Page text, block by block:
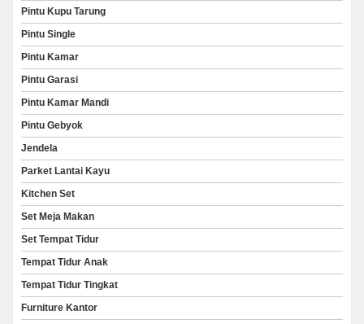
Pintu Kupu Tarung
Pintu Single
Pintu Kamar
Pintu Garasi
Pintu Kamar Mandi
Pintu Gebyok
Jendela
Parket Lantai Kayu
Kitchen Set
Set Meja Makan
Set Tempat Tidur
Tempat Tidur Anak
Tempat Tidur Tingkat
Furniture Kantor